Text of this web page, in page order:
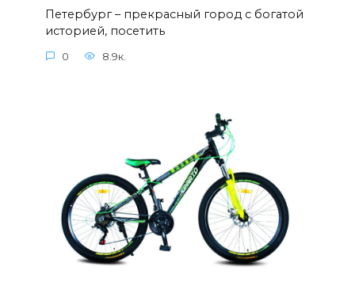
Петербург – прекрасный город с богатой
историей, посетить
0 8.9к.